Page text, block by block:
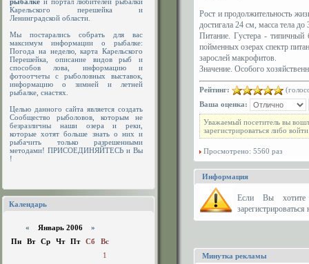
Карельского перешейка и
Ленинградской области.
Мы постарались собрать для вас
максимум информации о рыбалке:
Погода на неделю, карта Карельского
Перешейка, описание видов рыб и
способов лова, информацию и
фотоотчеты с рыболовных выставок,
информацию о зимней и летней
рыбалке, снастях.
Целью данного сайта является создать
Сообщество рыболовов, которым не
безразличны наши озера и реки,
которые хотят больше знать о них и
рыбачить только разрешенными
методами! ПРИСОЕДИНЯЙТЕСЬ и Вы
!
Календарь
« Январь 2006 »
Пн
Вт Ср Чт Пт Сб
Вс
1
Рост и продолжительность
достигала 24 см, масса тела
Питание. Густера - типичный
пойменных озерах спектр
зарослей макрофитов.
Значение. Особого
Рейтинг:
Ваша оценка:
Уважаемый посетитель вы
зарегистрироваться либо
Просмотрено: 5560 раз
Информация
Eсли Вы хотите
зарегистрироваться
Минутка рекламы